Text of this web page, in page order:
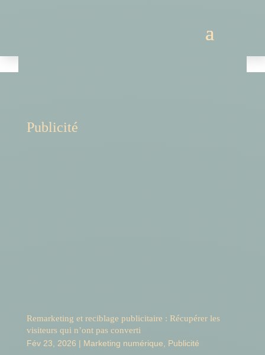
Publicité
Remarketing et reciblage publicitaire : Récupérer les
visiteurs qui n’ont pas converti
Fév 23, 2026 | Marketing numérique
Publicité